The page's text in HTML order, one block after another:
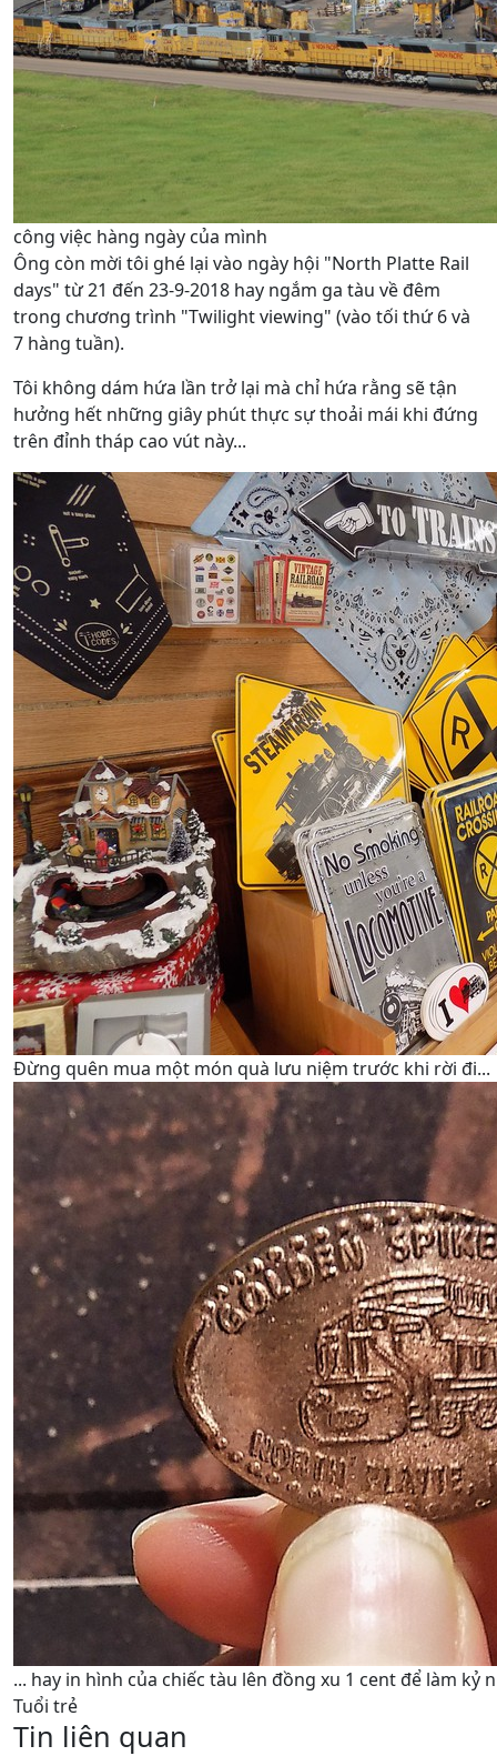
công việc hàng ngày của mình
Ông còn mời tôi ghé lại vào ngày hội "North Platte Rail
days" từ 21 đến 23-9-2018 hay ngắm ga tàu về đêm
trong chương trình "Twilight viewing" (vào tối thứ 6 và
7 hàng tuần).
Tôi không dám hứa lần trở lại mà chỉ hứa rằng sẽ tận
hưởng hết những giây phút thực sự thoải mái khi đứng
trên đỉnh tháp cao vút này...
Đừng quên mua một món quà lưu niệm trước khi rời đi...
... hay in hình của chiếc tàu lên đồng xu 1 cent để làm kỷ
Tuổi trẻ
Tin liên quan